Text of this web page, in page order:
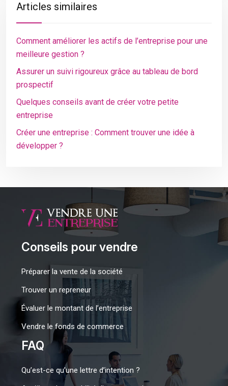
Articles similaires
Comment améliorer les actifs de l’entreprise pour une
meilleure gestion ?
Assurer un suivi rigoureux grâce au tableau de bord
prospectif
Quelques conseils avant de créer votre petite
entreprise
Créer une entreprise : Comment trouver une idée à
développer ?
Conseils pour vendre
Préparer la vente de la société
Trouver un repreneur
Évaluer le montant de l’entreprise
Vendre le fonds de commerce
FAQ
Qu’est-ce qu’une lettre d’intention ?